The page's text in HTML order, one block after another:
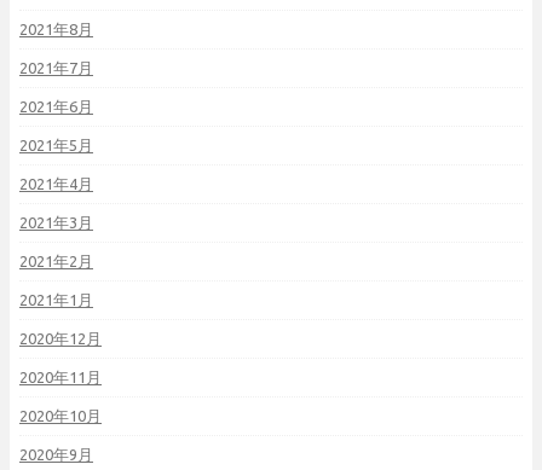
2021年8月
2021年7月
2021年6月
2021年5月
2021年4月
2021年3月
2021年2月
2021年1月
2020年12月
2020年11月
2020年10月
2020年9月